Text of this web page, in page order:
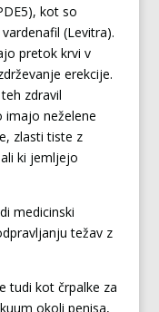
kot so
(Levitra).
pretok krvi v
erekcije.
zdravil
imajo neželene
zlasti tiste z
ki jemljejo
medicinski
težav z
tudi kot črpalke za
okoli penisa,